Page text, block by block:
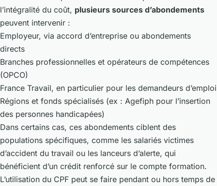
l’intégralité du coût, plusieurs sources d’abondements
peuvent intervenir :
Employeur, via accord d’entreprise ou abondements
directs
Branches professionnelles et opérateurs de compétences
(OPCO)
France Travail, en particulier pour les demandeurs d’emploi
Régions et fonds spécialisés (ex : Agefiph pour l’insertion
des personnes handicapées)
Dans certains cas, ces abondements ciblent des
populations spécifiques, comme les salariés victimes
d’accident du travail ou les lanceurs d’alerte, qui
bénéficient d’un crédit renforcé sur le compte formation.
L’utilisation du CPF peut se faire pendant ou hors temps de